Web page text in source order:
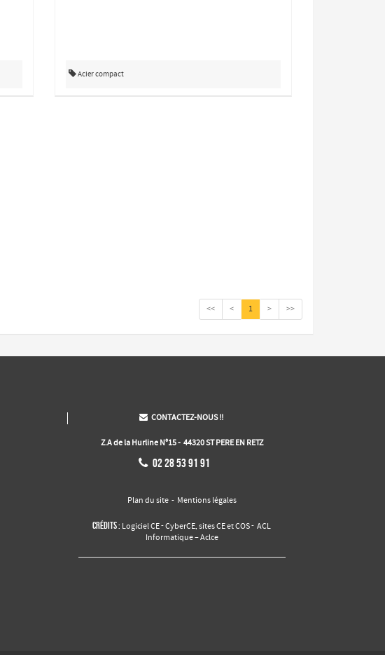
Acier compact
<< < 1 > >>
 CONTACTEZ-NOUS !!
Z.A de la Hurline N°15 - 44320 ST PERE EN RETZ
 02 28 53 91 91
Plan du site- Mentions légales
Crédits : Logiciel CE-CyberCE ,sites CE et COS-ACL
Informatique – Aclce